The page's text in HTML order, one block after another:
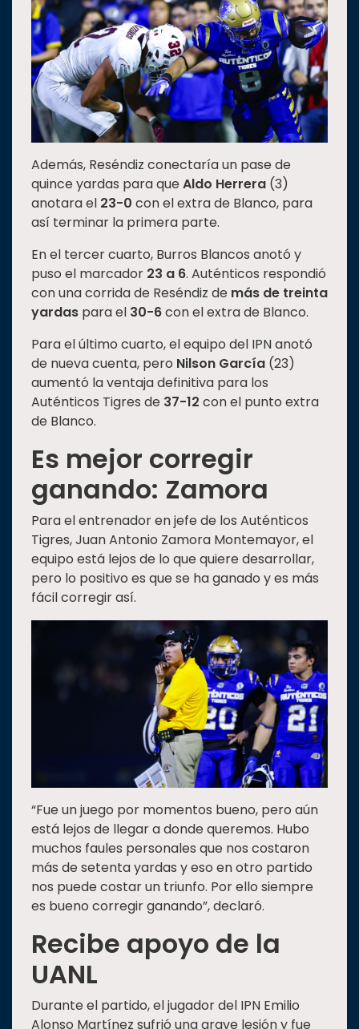
Además, Reséndiz conectaría un pase de
quince yardas para queAldo Herrera (3)
anotara el 23-0 con el extra de Blanco, para
así terminar la primera parte.
En el tercer cuarto, Burros Blancos anotó y
puso el marcador 23 a 6. Auténticos respondió
con una corrida de Reséndiz de más de treinta
yardas para el 30-6con el extra de Blanco.
Para el último cuarto, el equipo del IPN anotó
de nueva cuenta, pero Nilson García (23)
aumentó la ventaja definitiva para los
Auténticos Tigres de 37-12 con el punto extra
de Blanco.
Es mejor corregir
ganando: Zamora
Para el entrenador en jefe de los Auténticos
Tigres, Juan Antonio Zamora Montemayor, el
equipo está lejos de lo que quiere desarrollar,
pero lo positivo es que se ha ganado y es más
fácil corregir así.
“Fue un juego por momentos bueno, pero aún
está lejos de llegar a donde queremos. Hubo
muchos faules personales que nos costaron
más de setenta yardas y eso en otro partido
nos puede costar un triunfo. Por ello siempre
es bueno corregir ganando”, declaró.
Recibe apoyo de la
UANL
Durante el partido, el jugador del IPN Emilio
Alonso Martínez sufrió una grave lesión y fue